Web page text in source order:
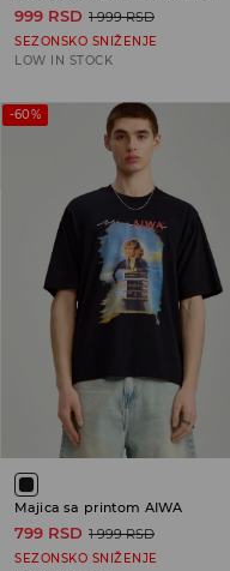
999 RSD 1 999 RSD
SEZONSKO SNIŽENJE
LOW IN STOCK
-60%
Majica sa printom AIWA
799 RSD 1 999 RSD
SEZONSKO SNIŽENJE